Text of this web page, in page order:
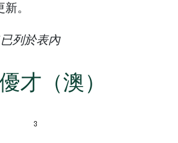
。
列於表內
才（澳）
3